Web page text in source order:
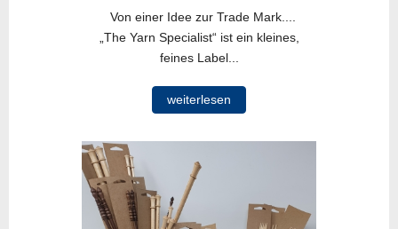
Von einer Idee zur Trade Mark....
„The Yarn Specialist“ ist ein kleines,
feines Label...
weiterlesen